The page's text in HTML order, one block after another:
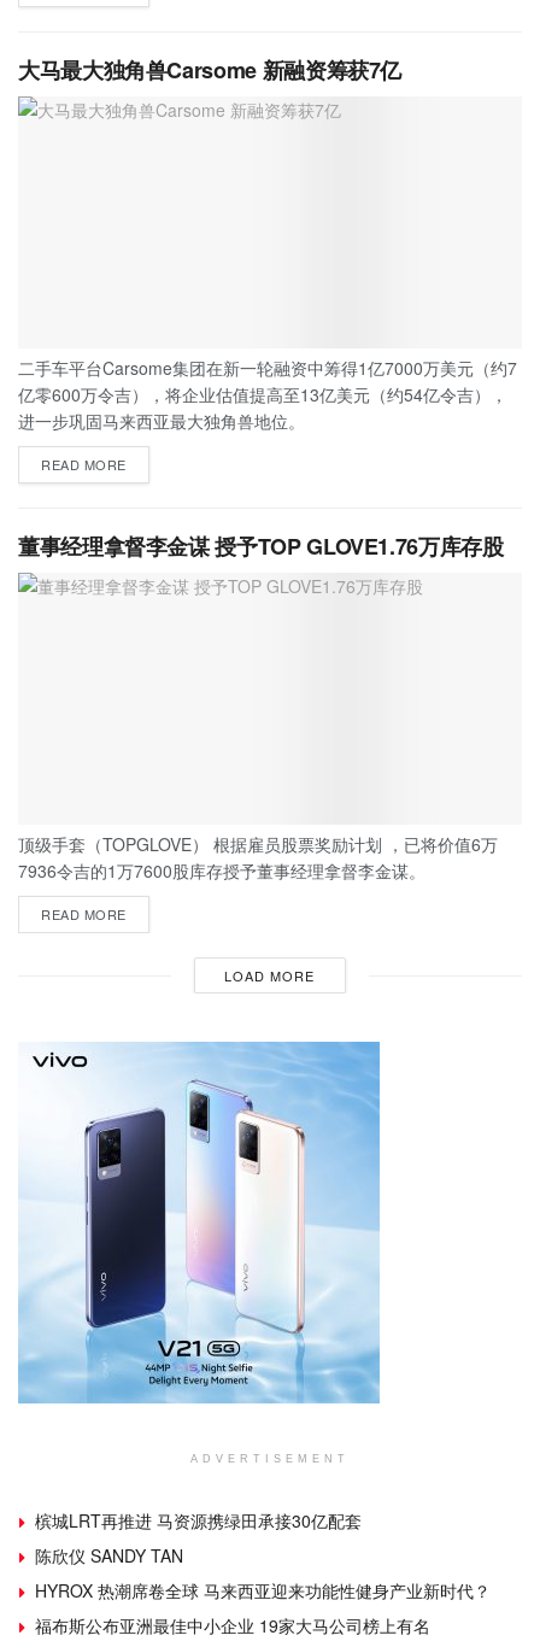
大马最大独角兽Carsome 新融资筹获7亿
二手车平台Carsome集团在新一轮融资中筹得1亿7000万美元（约7
亿零600万令吉），将企业估值提高至13亿美元（约54亿令吉），
进一步巩固马来西亚最大独角兽地位。
READ MORE
董事经理拿督李金谋 授予TOP GLOVE1.76万库存股
顶级手套（TOPGLOVE） 根据雇员股票奖励计划 ，已将价值6万
7936令吉的1万7600股库存授予董事经理拿督李金谋。
READ MORE
LOAD MORE
ADVERTISEMENT
槟城LRT再推进 马资源携绿田承接30亿配套
陈欣仪 SANDY TAN
HYROX 热潮席卷全球 马来西亚迎来功能性健身产业新时代？
福布斯公布亚洲最佳中小企业 19家大马公司榜上有名